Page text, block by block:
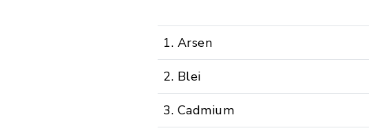
1. Arsen
2. Blei
3. Cadmium